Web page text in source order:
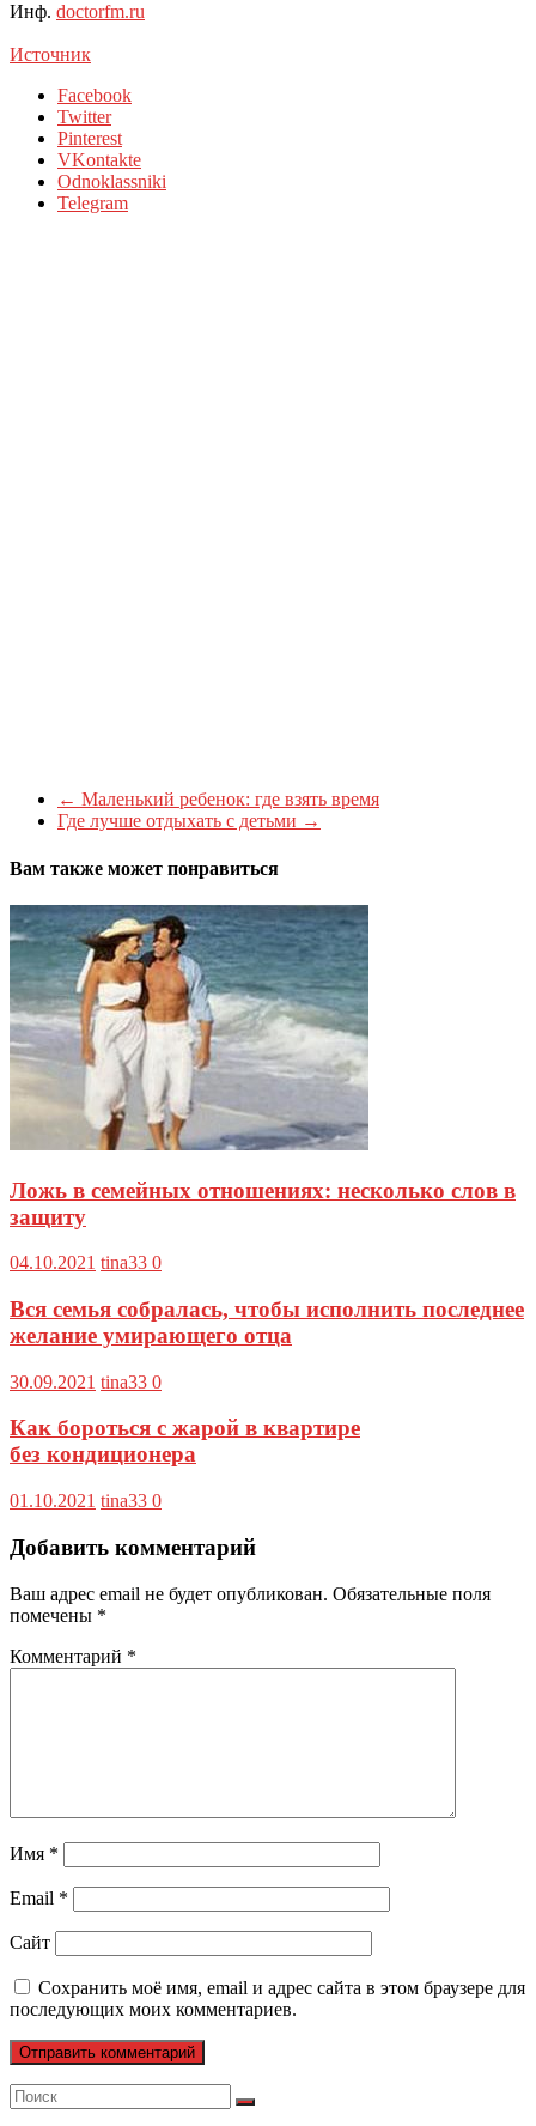
Инф. doctorfm.ru
Источник
Facebook
Twitter
Pinterest
VKontakte
Odnoklassniki
Telegram
← Маленький ребенок: где взять время
Где лучше отдыхать с детьми →
Вам также может понравиться
Ложь в семейных отношениях: несколько слов в
защиту
04.10.2021 tina33 0
Вся семья собралась, чтобы исполнить последнее
желание умирающего отца
30.09.2021 tina33 0
Как бороться с жарой в квартире
без кондиционера
01.10.2021 tina33 0
Добавить комментарий
Ваш адрес email не будет опубликован. Обязательные поля
помечены *
Комментарий *
Имя *
Email *
Сайт
Сохранить моё имя, email и адрес сайта в этом браузере для
последующих моих комментариев.